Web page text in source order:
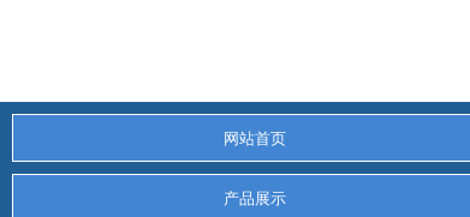
网站首页
产品展示